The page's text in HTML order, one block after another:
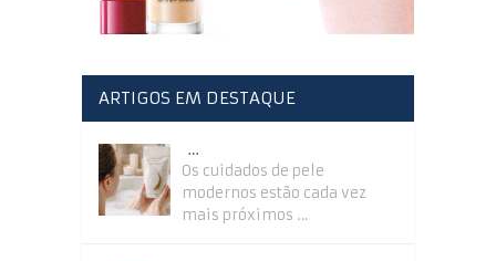
ARTIGOS EM DESTAQUE
…
Os cuidados de pele
modernos estão cada vez
mais próximos …